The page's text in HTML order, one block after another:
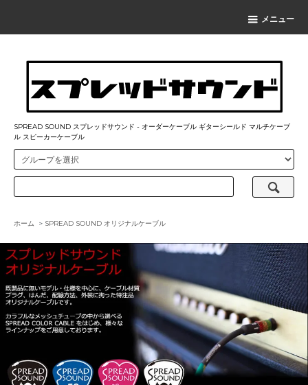
メニュー
SPREAD SOUND スプレッドサウンド - オーダーケーブル ギターシールド マルチケーブ
ル スピーカーケーブル
ホーム > SPREAD SOUND オリジナルケーブル